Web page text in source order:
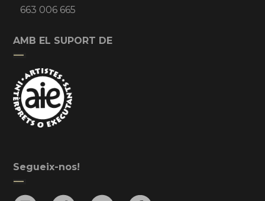
663 006 665
AMB EL SUPORT DE
Segueix-nos!